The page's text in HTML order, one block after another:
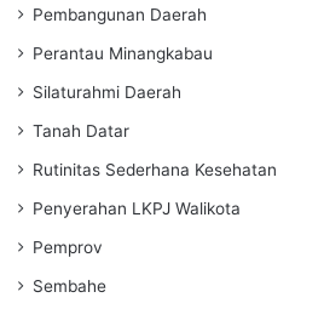
Pembangunan Daerah
Perantau Minangkabau
Silaturahmi Daerah
Tanah Datar
Rutinitas Sederhana Kesehatan
Penyerahan LKPJ Walikota
Pemprov
Sembahe